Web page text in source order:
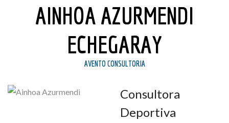
AINHOA AZURMENDI
ECHEGARAY
AVENTO CONSULTORIA
Consultora
Deportiva